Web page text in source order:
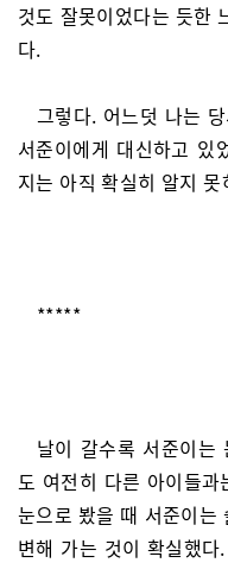
것도 잘못이었다는 듯한
다.
그렇다. 어느덧 나는
서준이에게 대신하고 있
지는 아직 확실히 알지 못
*****
날이 갈수록 서준이는
도 여전히 다른 아이들
눈으로 봤을 때 서준이는
변해 가는 것이 확실했